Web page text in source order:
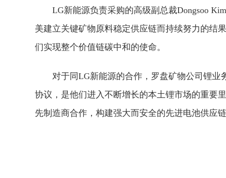
LG新能源负责采购的高级副总裁Dongsoo
美建立关键矿物原料稳定供应链而持续努力的结
们实现整个价值链碳中和的使命。
对于同LG新能源的合作，罗盘矿物公司锂业
协议，是他们进入不断增长的本土锂市场的重要
先制造商合作，构建强大而安全的先进电池供应链